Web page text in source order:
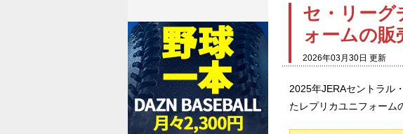
セ・リーグ
ォームの販
2026年03月30日 更新
2025年JERAセントラル
たレプリカユニフォーム